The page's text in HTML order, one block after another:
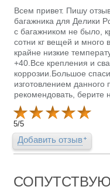
Всем привет. Пишу
багажника для Делики
с багажником не было,
сотни кг вещей и много
крайне низкие
+40.Все крепления и
коррозии.Большое
изготовлением данного
рекомендовать, берите
5/5
Добавить отзыв